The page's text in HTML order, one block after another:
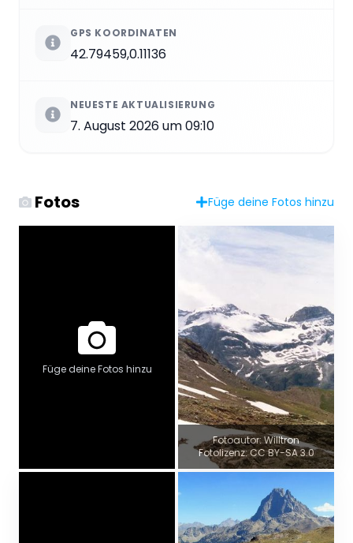
GPS KOORDINATEN
42.79459,0.11136
NEUESTE AKTUALISIERUNG
7. August 2026 um 09:10
Fotos Füge deine Fotos hinzu
Füge deine Fotos hinzu
Fotoautor: Willtron
Fotolizenz: CC BY-SA 3.0